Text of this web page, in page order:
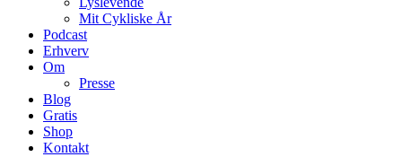
Mit Cykliske År
Podcast
Erhverv
Om
Presse
Blog
Gratis
Shop
Kontakt